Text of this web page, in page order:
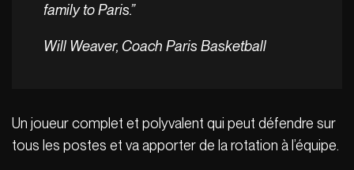
family to Paris.”
Will Weaver, Coach Paris Basketball
Un joueur complet et polyvalent qui peut défendre sur
tous les postes et va apporter de la rotation à l’équipe.